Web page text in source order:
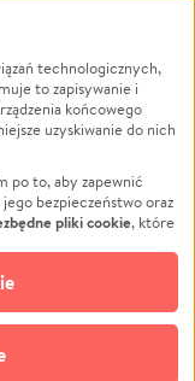
Powódź
Wichura
NGO
Edukacja
Podróż
Impreza
środowiska
Biznes
technologicznych,
to zapisywanie i
końcowego
uzyskiwanie do nich
po to, aby zapewnić
bezpieczeństwo oraz
pliki cookie, które
Możesz wyrazić
momencie masz
zgodami cookie”,
Opcjonalne pliki